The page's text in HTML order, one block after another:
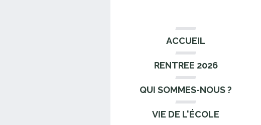
ACCUEIL
RENTREE 2026
QUI SOMMES-NOUS ?
VIE DE L'ÉCOLE